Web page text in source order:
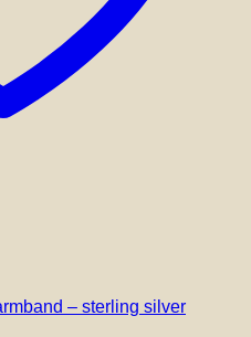
– sterling silver